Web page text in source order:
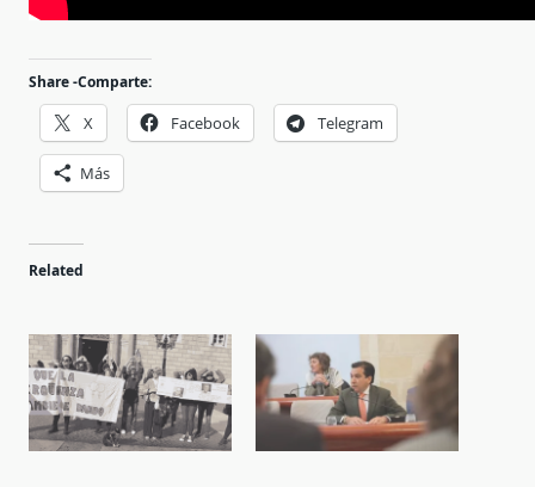
Share -Comparte:
X Facebook Telegram
Más
Related